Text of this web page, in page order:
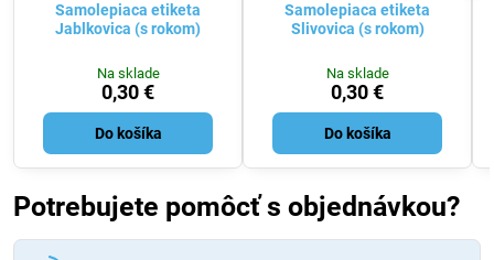
Samolepiaca etiketa
Jablkovica (s rokom)
Na sklade
0,30 €
Do košíka
Samolepiaca etiketa
Slivovica (s rokom)
Na sklade
0,30 €
Do košíka
Potrebujete pomôcť s objednávkou?